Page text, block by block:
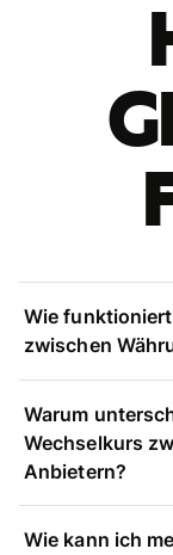
Wie
zwischen
Warum
Wechselkurs
Anbietern?
Wie kann ich